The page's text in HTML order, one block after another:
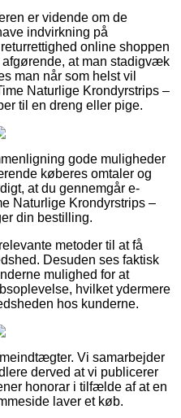
er vidende om de
indvirkning på
online shoppen
at man stadigvæk
man når som helst vil
Naturlige Krondyrstrips –
til en dreng eller pige.
gode muligheder
køberes omtaler og
at du gennemgår e-
Naturlige Krondyrstrips –
din bestilling.
metoder til at få
Desuden ses faktisk
mulighed for at
hvilket ydermere
hos kunderne.
Vi samarbejder
derved at vi publicerer
honorar i tilfælde af at en
laver et køb.